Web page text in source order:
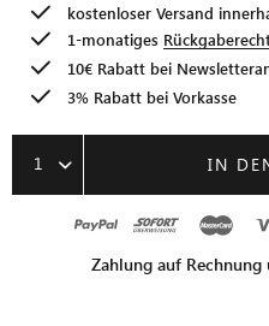
kostenloser Versand
1-monatiges
10€ Rabatt bei
3% Rabatt bei Vorkasse
1 IN
Zahlung auf